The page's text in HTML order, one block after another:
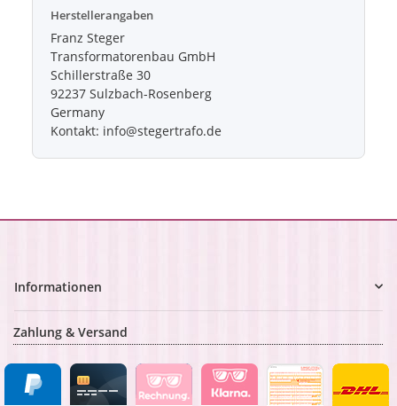
Herstellerangaben
Franz Steger
Transformatorenbau GmbH
Schillerstraße 30
92237 Sulzbach-Rosenberg
Germany
Kontakt: info@stegertrafo.de
Informationen
Zahlung & Versand